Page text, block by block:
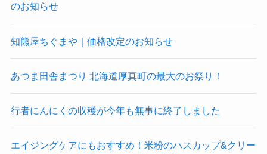
のお知らせ
知熊屋ちぐまや｜価格改定のお知らせ
あつま田舎まつり 北海道厚真町の最大のお祭り！
行者にんにくの収穫が今年も無事に終了しました
エイジングケアにもおすすめ！米粉のハスカップ&クリー